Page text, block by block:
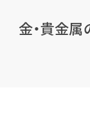
金・貴金属